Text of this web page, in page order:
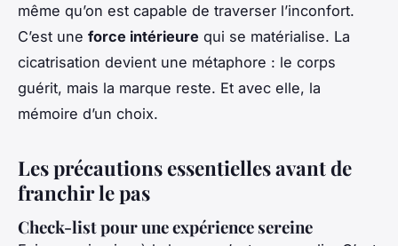
même qu’on est capable de traverser l’inconfort.
C’est une force intérieure qui se matérialise. La
cicatrisation devient une métaphore : le corps
guérit, mais la marque reste. Et avec elle, la
mémoire d’un choix.
Les précautions essentielles avant de
franchir le pas
Check-list pour une expérience sereine